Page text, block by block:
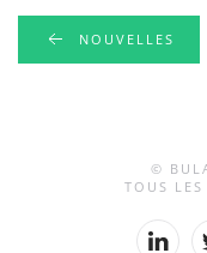
NOUVELLES
©
TOUS LES